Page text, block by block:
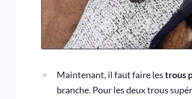
Maintenant, il faut faire lestrous
branche. Pour les deux trous